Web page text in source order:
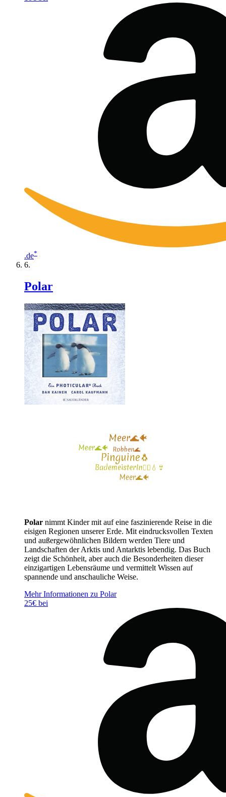
.de*
Polar
Polar nimmt Kinder mit auf eine faszinierende Reise in die
eisigen Regionen unserer Erde. Mit eindrucksvollen Texten
und außergewöhnlichen Bildern werden Tiere und
Landschaften der Arktis und Antarktis lebendig. Das Buch
zeigt die Schönheit, aber auch die Besonderheiten dieser
einzigartigen Lebensräume und vermittelt Wissen auf
spannende und anschauliche Weise.
Mehr Informationen zu Polar
25€ bei